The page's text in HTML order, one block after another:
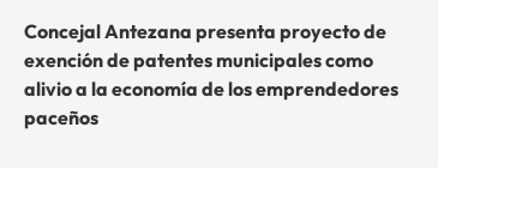
Concejal Antezana presenta proyecto de
exención de patentes municipales como
alivio a la economía de los emprendedores
paceños